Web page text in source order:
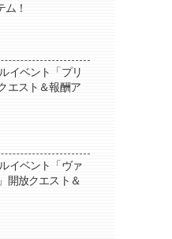
！
イベント「プリ
エスト＆報酬ア
イベント「ヴァ
開放クエスト＆